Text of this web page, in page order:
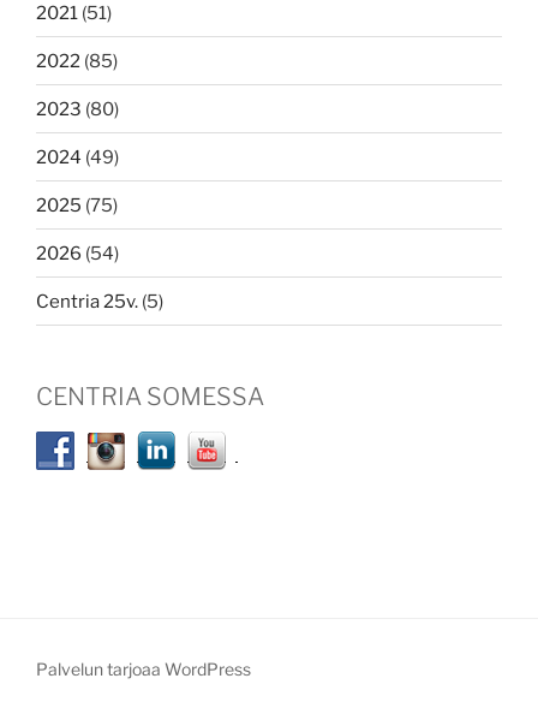
2021 (51)
2022 (85)
2023 (80)
2024 (49)
2025 (75)
2026 (54)
Centria 25v. (5)
CENTRIA SOMESSA
Palvelun tarjoaa WordPress